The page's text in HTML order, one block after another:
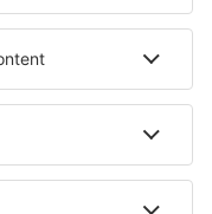
Pattingham